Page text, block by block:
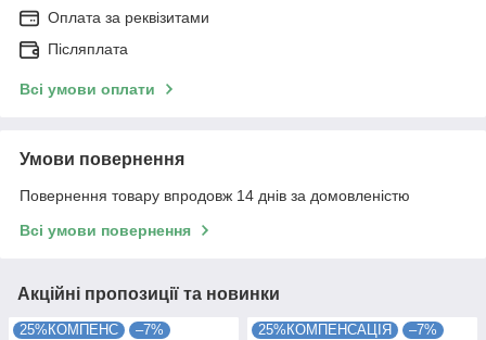
Оплата за реквізитами
Післяплата
Всі умови оплати
Умови повернення
Повернення товару впродовж 14 днів за домовленістю
Всі умови повернення
Акційні пропозиції та новинки
25%КОМПЕНС –7% 25%КОМПЕНСАЦІЯ –7%